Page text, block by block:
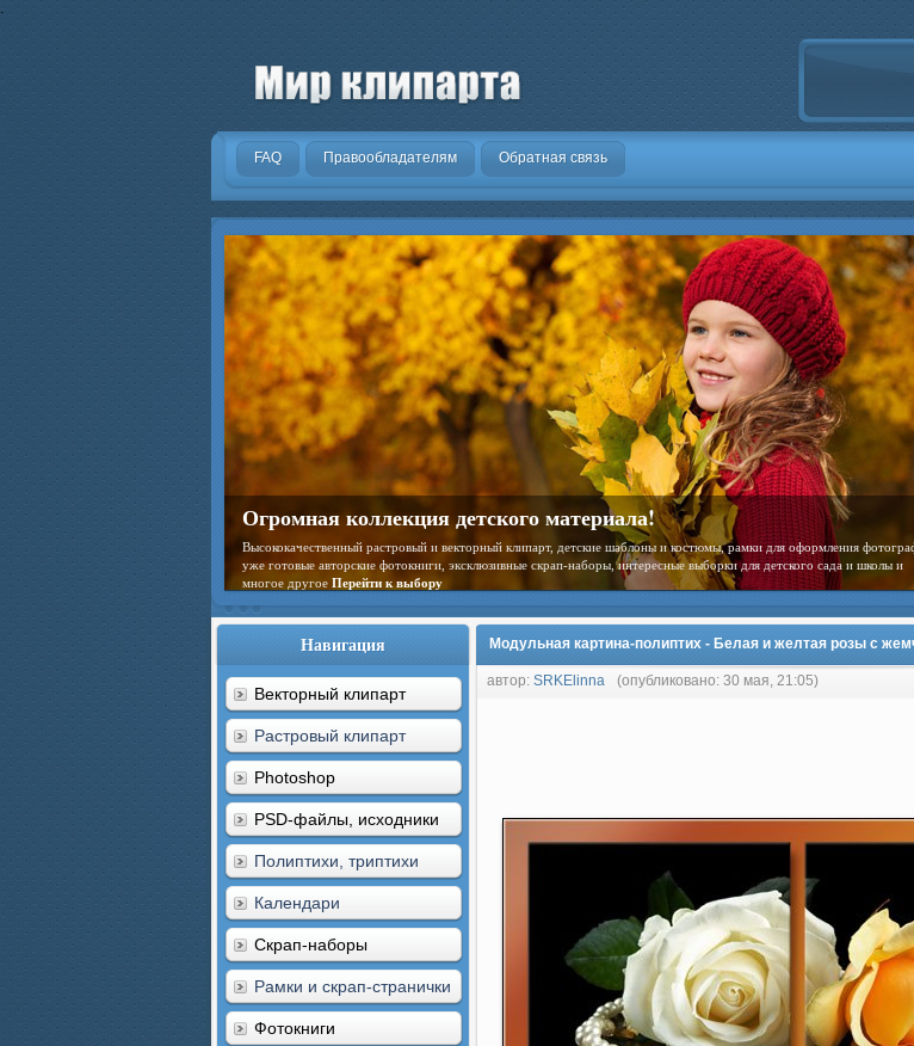
.
FAQ Правообладателям Обратная связь
Огромная коллекция детского материала!
Высококачественный растровый и векторный клипарт, детские шаблоны и костюмы, рамки для оформления
уже готовые авторские фотокниги, эксклюзивные скрап-наборы, интересные выборки для детского сада и школы и
многое другое Перейти к выбору
Навигация
Векторный клипарт
Растровый клипарт
Photoshop
PSD-файлы, исходники
Полиптихи, триптихи
Календари
Скрап-наборы
Рамки и скрап-странички
Фотокниги
Модульная картина-полиптих - Белая и желтая розы с
автор: SRKElinna (опубликовано: 30 мая, 21:05)